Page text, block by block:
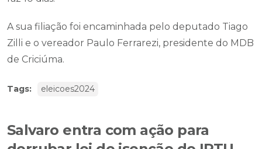
A sua filiação foi encaminhada pelo deputado Tiago
Zilli e o vereador Paulo Ferrarezi, presidente do MDB
de Criciúma.
Tags: eleicoes2024
Salvaro entra com ação para